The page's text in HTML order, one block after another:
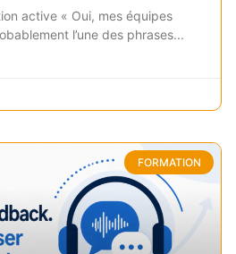
active « Oui, mes équipes
l’une des phrases
FORMATION